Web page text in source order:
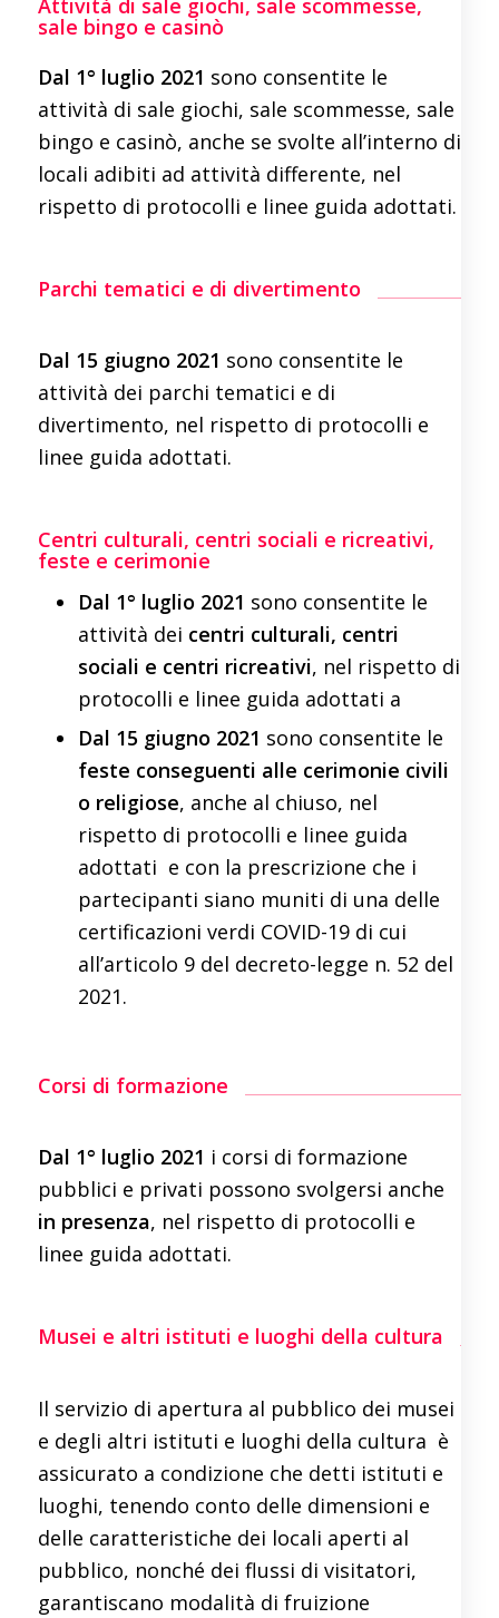
sale bingo e casinò
Dal 1° luglio 2021 sono consentite le
attività di sale giochi, sale scommesse, sale
bingo e casinò, anche se svolte all’interno di
locali adibiti ad attività differente, nel
rispetto di protocolli e linee guida adottati.
Parchi tematici e di divertimento
Dal 15 giugno 2021 sono consentite le
attività dei parchi tematici e di
divertimento, nel rispetto di protocolli e
linee guida adottati.
Centri culturali, centri sociali e ricreativi,
feste e cerimonie
Dal 1° luglio 2021 sono consentite le
attività dei centri culturali, centri
sociali e centri ricreativi, nel rispetto di
protocolli e linee guida adottati a
Dal 15 giugno 2021 sono consentite le
feste conseguenti alle cerimonie civili
o religiose, anche al chiuso, nel
rispetto di protocolli e linee guida
adottati e con la prescrizione che i
partecipanti siano muniti di una delle
certificazioni verdi COVID-19 di cui
all’articolo 9 del decreto-legge n. 52 del
2021.
Corsi di formazione
Dal 1° luglio 2021 i corsi di formazione
pubblici e privati possono svolgersi anche
in presenza, nel rispetto di protocolli e
linee guida adottati.
Musei e altri istituti e luoghi della cultura
Il servizio di apertura al pubblico dei musei
e degli altri istituti e luoghi della cultura è
assicurato a condizione che detti istituti e
luoghi, tenendo conto delle dimensioni e
delle caratteristiche dei locali aperti al
pubblico, nonché dei flussi di visitatori,
garantiscano modalità di fruizione